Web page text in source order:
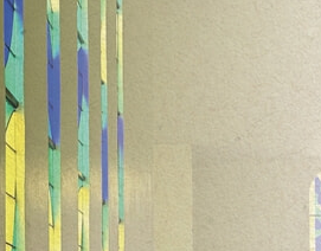
마을들
258